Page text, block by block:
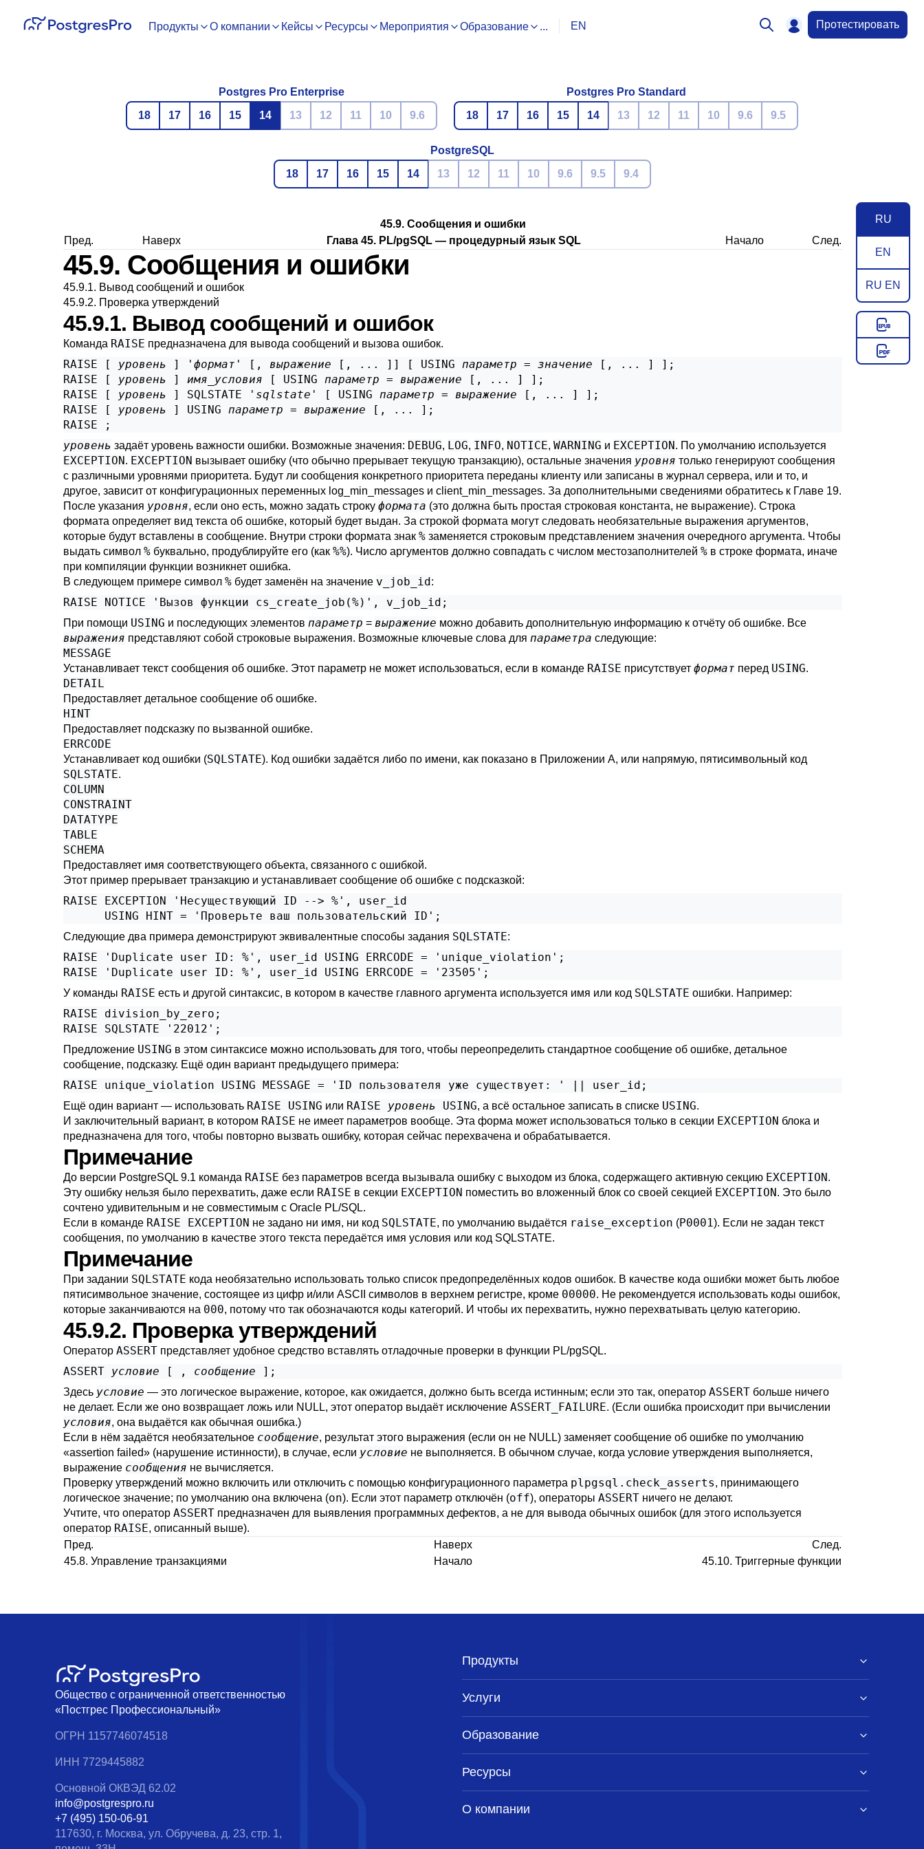
Продукты О компании Кейсы Ресурсы Мероприятия Образование ... EN Протестировать
Postgres Pro Enterprise
18
17 16 15 14 13 12 11 10 9.6
Postgres Pro Standard
18
17 16 15 14 13 12 11 10 9.6 9.5
PostgreSQL
18
17 16 15 14 13 12 11 10 9.6 9.5 9.4
RU
EN
RU EN
45.9. Сообщения и ошибки
Пред.
Наверх Глава 45. PL/pgSQL— процедурный язык SQL Начало След.
45.9. Сообщения и ошибки
45.9.1. Вывод сообщений и ошибок
45.9.2. Проверка утверждений
45.9.1. Вывод сообщений и ошибок
Команда RAISE предназначена для вывода сообщений и вызова ошибок.
RAISE [ уровень ] ' формат ' [ , выражение [ , ... ] ] [ USING параметр = значение [ , ... ]
];
RAISE [
уровень ] имя_условия [ USING параметр = выражение [ , ... ]
];
RAISE [
уровень ] SQLSTATE ' sqlstate ' [ USING параметр = выражение [ , ... ]
];
RAISE [
уровень ] USING параметр = выражение [ , ...
];
уровень задаёт уровень важности ошибки. Возможные значения: DEBUG, LOG, INFO, NOTICE, WARNING и EXCEPTION. По умолчанию используется
EXCEPTION. EXCEPTION вызывает ошибку (что обычно прерывает текущую транзакцию), остальные значения уровня только генерируют сообщения
с различными уровнями приоритета. Будут ли сообщения конкретного приоритета переданы клиенту или записаны в журнал сервера, или и то, и
другое, зависит от конфигурационных переменных log_min_messages и client_min_messages. За дополнительными сведениями обратитесь к Главе 19.
После указания уровня, если оно есть, можно задать строку формата (это должна быть простая строковая константа, не выражение). Строка
формата определяет вид текста об ошибке, который будет выдан. За строкой формата могут следовать необязательные выражения аргументов,
которые будут вставлены в сообщение. Внутри строки формата знак % заменяется строковым представлением значения очередного аргумента. Чтобы
выдать символ % буквально, продублируйте его (как %%). Число аргументов должно совпадать с числом местозаполнителей % в строке формата, иначе
при компиляции функции возникнет ошибка.
В следующем примере символ % будет заменён на значение v_job_id:
RAISE NOTICE 'Вызов функции cs_create_job(%)', v_job_id;
При помощи USING и последующих элементов параметр = выражение можно добавить дополнительную информацию к отчёту об ошибке. Все
выражения представляют собой строковые выражения. Возможные ключевые слова для параметра следующие:
MESSAGE
Устанавливает текст сообщения об ошибке. Этот параметр не может использоваться, если в команде RAISE присутствует формат перед USING.
DETAIL
Предоставляет детальное сообщение об ошибке.
HINT
Предоставляет подсказку по вызванной ошибке.
ERRCODE
Устанавливает код ошибки (SQLSTATE). Код ошибки задаётся либо по имени, как показано в Приложении A, или напрямую, пятисимвольный код
SQLSTATE.
COLUMN
CONSTRAINT
DATATYPE
TABLE
SCHEMA
Предоставляет имя соответствующего объекта, связанного с ошибкой.
Этот пример прерывает транзакцию и устанавливает сообщение об ошибке с подсказкой:
RAISE EXCEPTION 'Несуществующий ID --> %', user_id
      USING HINT = 'Проверьте ваш пользовательский ID';
Следующие два примера демонстрируют эквивалентные способы задания SQLSTATE:
RAISE 'Duplicate user ID: %', user_id USING ERRCODE = 'unique_violation';
RAISE 'Duplicate user ID: %', user_id USING ERRCODE = '23505';
У команды RAISE есть и другой синтаксис, в котором в качестве главного аргумента используется имя или код SQLSTATE ошибки. Например:
RAISE division_by_zero;
RAISE SQLSTATE '22012';
Предложение USING в этом синтаксисе можно использовать для того, чтобы переопределить стандартное сообщение об ошибке, детальное
сообщение, подсказку. Ещё один вариант предыдущего примера:
RAISE unique_violation USING MESSAGE = 'ID пользователя уже существует: ' || user_id;
Ещё один вариант — использовать RAISE USING или RAISE уровень USING, а всё остальное записать в списке USING.
И заключительный вариант, в котором RAISE не имеет параметров вообще. Эта форма может использоваться только в секции EXCEPTION блока и
предназначена для того, чтобы повторно вызвать ошибку, которая сейчас перехвачена и обрабатывается.
Примечание
До версии PostgreSQL 9.1 команда RAISE без параметров всегда вызывала ошибку с выходом из блока, содержащего активную секцию EXCEPTION.
Эту ошибку нельзя было перехватить, даже если RAISE в секции EXCEPTION поместить во вложенный блок со своей секцией EXCEPTION. Это было
сочтено удивительным и не совместимым с Oracle PL/SQL.
Если в команде RAISE EXCEPTION не задано ни имя, ни код SQLSTATE, по умолчанию выдаётся raise_exception (P0001). Если не задан текст
сообщения, по умолчанию в качестве этого текста передаётся имя условия или код SQLSTATE.
Примечание
При задании SQLSTATE кода необязательно использовать только список предопределённых кодов ошибок. В качестве кода ошибки может быть любое
пятисимвольное значение, состоящее из цифр и/или ASCII символов в верхнем регистре, кроме 00000. Не рекомендуется использовать коды ошибок,
которые заканчиваются на 000, потому что так обозначаются коды категорий. И чтобы их перехватить, нужно перехватывать целую категорию.
45.9.2. Проверка утверждений
Оператор ASSERT представляет удобное средство вставлять отладочные проверки в функции PL/pgSQL.
ASSERT условие [ , сообщение
Здесь условие — это логическое выражение, которое, как ожидается, должно быть всегда истинным; если это так, оператор ASSERT больше ничего
не делает. Если же оно возвращает ложь или NULL, этот оператор выдаёт исключение ASSERT_FAILURE. (Если ошибка происходит при вычислении
условия, она выдаётся как обычная ошибка.)
Если в нём задаётся необязательное сообщение, результат этого выражения (если он не NULL) заменяет сообщение об ошибке по умолчанию
«assertion failed» (нарушение истинности), в случае, если условие не выполняется. В обычном случае, когда условие утверждения выполняется,
выражение сообщения не вычисляется.
Проверку утверждений можно включить или отключить с помощью конфигурационного параметра plpgsql.check_asserts, принимающего
логическое значение; по умолчанию она включена (on). Если этот параметр отключён (off), операторы ASSERT ничего не делают.
Учтите, что оператор ASSERT предназначен для выявления программных дефектов, а не для вывода обычных ошибок (для этого используется
оператор RAISE, описанный выше).
Пред.
Наверх
След.
45.8. Управление транзакциями
Начало 45.10. Триггерные функции
Общество с ограниченной ответственностью
«Постгрес Профессиональный»
ОГРН 1157746074518
ИНН 7729445882
Основной ОКВЭД 62.02
info@postgrespro.ru
+7 (495) 150-06-91
117630, г. Москва, ул. Обручева, д. 23, стр. 1,
Продукты
Услуги
Образование
Ресурсы
О компании